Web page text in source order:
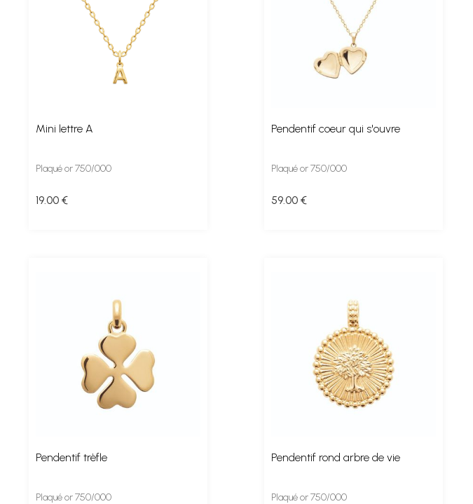
Mini lettre A
Plaqué or 750/000
19.00 €
Pendentif coeur qui s'ouvre
Plaqué or 750/000
59.00 €
Pendentif trèfle
Plaqué or 750/000
Pendentif rond arbre de vie
Plaqué or 750/000